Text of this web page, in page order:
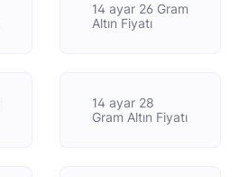
14 ayar 26 Gram
Altın Fiyatı
14 ayar 28
Gram Altın Fiyatı